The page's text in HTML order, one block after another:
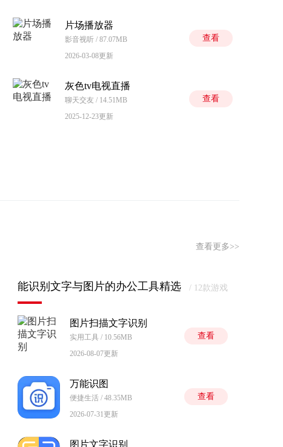
片场播放器
影音视听 / 87.07MB
2026-03-08更新
查看
灰色tv电视直播
聊天交友 / 14.51MB
2025-12-23更新
查看
查看更多>>
能识别文字与图片的办公工具精选 / 12款游戏
图片扫描文字识别
实用工具 / 10.56MB
2026-08-07更新
查看
万能识图
便捷生活 / 48.35MB
2026-07-31更新
查看
图片文字识别